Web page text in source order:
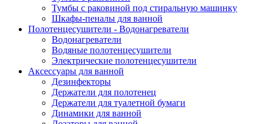
Тумбы с раковиной под стиральную машинку
Шкафы-пеналы для ванной
Полотенцесушители - Водонагреватели
Водонагреватели
Водяные полотенцесушители
Электрические полотенцесушители
Аксессуары для ванной
Дезинфекторы
Держатели для полотенец
Держатели для туалетной бумаги
Динамики для ванной